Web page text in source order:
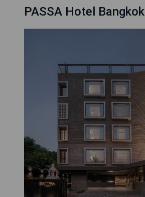
PASSA Hotel Bangkok